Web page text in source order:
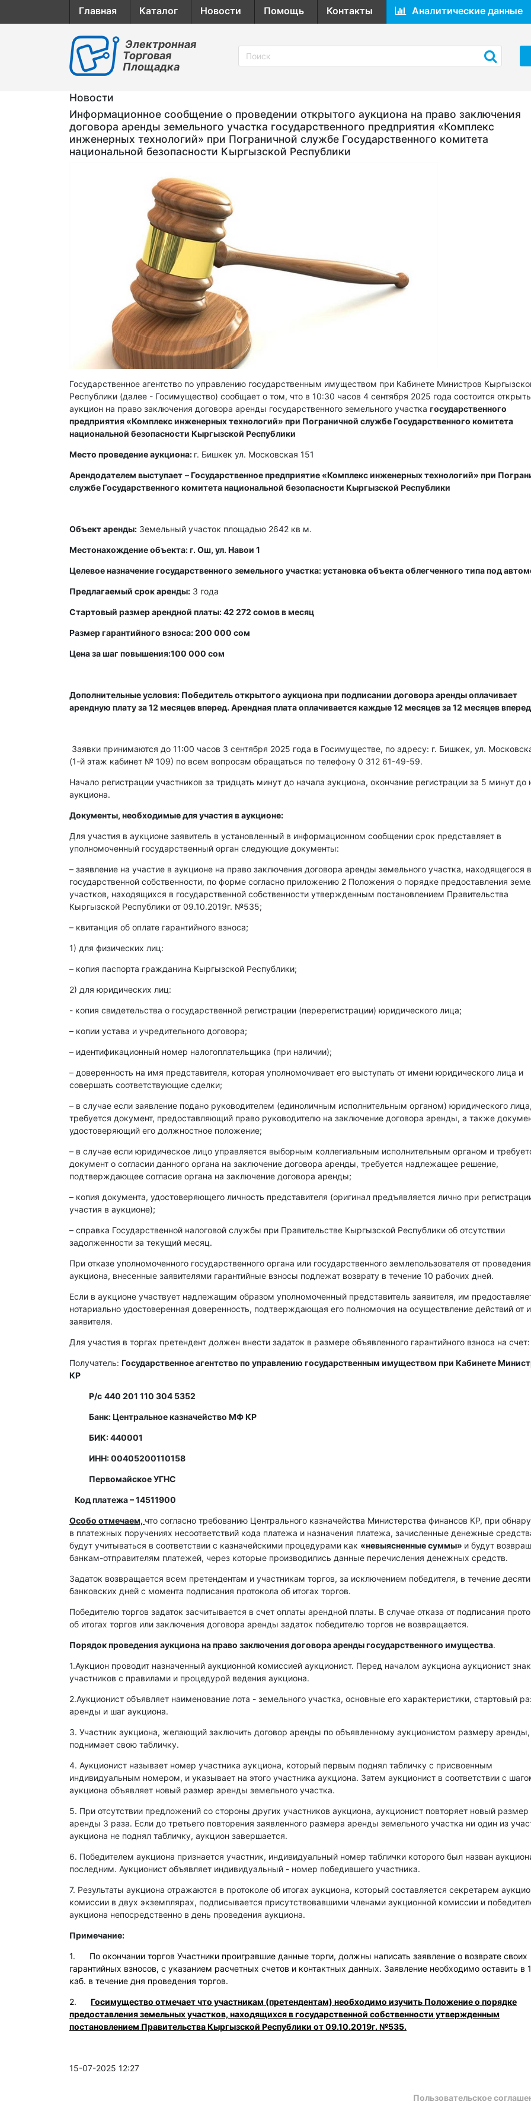
Главная Каталог Новости Помощь Контакты Аналитические данные
Электронная
Торговая
Площадка
Новости
Информационное сообщение о проведении открытого аукциона на право заключения
договора аренды земельного участка государственного предприятия «Комплекс
инженерных технологий» при Пограничной службе Государственного комитета
национальной безопасности Кыргызской Республики
Государственное агентство по управлению государственным имуществом при Кабинете Министров
Республики (далее - Госимущество) сообщает о том, что в 10:30 часов 4 сентября 2025 года состоится
аукцион на право заключения договора аренды государственного земельного участка государственного
предприятия «Комплекс инженерных технологий» при Пограничной службе Государственного комитета
национальной безопасности Кыргызской Республики
Место проведение аукциона: г. Бишкек ул. Московская 151
Арендодателем выступает –Государственное предприятие «Комплекс инженерных технологий» при
службе Государственного комитета национальной безопасности Кыргызской Республики
Объект аренды: Земельный участок площадью 2642 кв м.
Местонахождение объекта: г. Ош, ул. Навои 1
Целевое назначение государственного земельного участка: установка объекта облегченного типа под
Предлагаемый срок аренды: 3 года
Стартовый размер арендной платы: 42 272 сомов в месяц
Размер гарантийного взноса: 200 000 сом
Цена за шаг повышения:100 000 сом
Дополнительные условия: Победитель открытого аукциона при подписании договора аренды оплачивает
арендную плату за 12 месяцев вперед. Арендная плата оплачивается каждые 12 месяцев за 12 месяцев
Заявки принимаются до 11:00 часов 3 сентября 2025 года в Госимуществе, по адресу: г. Бишкек, ул.
(1-й этаж кабинет № 109) по всем вопросам обращаться по телефону 0 312 61-49-59.
Начало регистрации участников за тридцать минут до начала аукциона, окончание регистрации за 5 минут до
аукциона.
Документы, необходимые для участия в аукционе:
Для участия в аукционе заявитель в установленный в информационном сообщении срок представляет в
уполномоченный государственный орган следующие документы:
– заявление на участие в аукционе на право заключения договора аренды земельного участка, находящегося в
государственной собственности, по форме согласно приложению 2 Положения о порядке предоставления
участков, находящихся в государственной собственности утвержденным постановлением Правительства
Кыргызской Республики от 09.10.2019г. №535;
– квитанция об оплате гарантийного взноса;
1) для физических лиц:
– копия паспорта гражданина Кыргызской Республики;
2) для юридических лиц:
- копия свидетельства о государственной регистрации (перерегистрации) юридического лица;
– копии устава и учредительного договора;
– идентификационный номер налогоплательщика (при наличии);
– доверенность на имя представителя, которая уполномочивает его выступать от имени юридического лица и
совершать соответствующие сделки;
– в случае если заявление подано руководителем (единоличным исполнительным органом) юридического лица,
требуется документ, предоставляющий право руководителю на заключение договора аренды, а также
удостоверяющий его должностное положение;
– в случае если юридическое лицо управляется выборным коллегиальным исполнительным органом и
документ о согласии данного органа на заключение договора аренды, требуется надлежащее решение,
подтверждающее согласие органа на заключение договора аренды;
– копия документа, удостоверяющего личность представителя (оригинал предъявляется лично при
участия в аукционе);
– справка Государственной налоговой службы при Правительстве Кыргызской Республики об отсутствии
задолженности за текущий месяц.
При отказе уполномоченного государственного органа или государственного землепользователя от проведения
аукциона, внесенные заявителями гарантийные взносы подлежат возврату в течение 10 рабочих дней.
Если в аукционе участвует надлежащим образом уполномоченный представитель заявителя, им
нотариально удостоверенная доверенность, подтверждающая его полномочия на осуществление действий от
заявителя.
Для участия в торгах претендент должен внести задаток в размере объявленного гарантийного взноса на счет:
Получатель: Государственное агентство по управлению государственным имуществом при Кабинете
КР
Р/с 440 201 110 304 5352
Банк: Центральное казначейство МФ КР
БИК: 440001
ИНН: 00405200110158
Первомайское УГНС
Код платежа – 14511900
Особо отмечаем, что согласно требованию Центрального казначейства Министерства финансов КР, при
в платежных поручениях несоответствий кода платежа и назначения платежа, зачисленные денежные
будут учитываться в соответствии с казначейскими процедурами как «невыясненные суммы» и будут
банкам-отправителям платежей, через которые производились данные перечисления денежных средств.
Задаток возвращается всем претендентам и участникам торгов, за исключением победителя, в течение десяти
банковских дней с момента подписания протокола об итогах торгов.
Победителю торгов задаток засчитывается в счет оплаты арендной платы. В случае отказа от подписания
об итогах торгов или заключения договора аренды задаток победителю торгов не возвращается.
Порядок проведения аукциона на право заключения договора аренды государственного имущества.
1.Аукцион проводит назначенный аукционной комиссией аукционист. Перед началом аукциона аукционист
участников с правилами и процедурой ведения аукциона.
2.Аукционист объявляет наименование лота - земельного участка, основные его характеристики, стартовый
аренды и шаг аукциона.
3. Участник аукциона, желающий заключить договор аренды по объявленному аукционистом размеру аренды,
поднимает свою табличку.
4. Аукционист называет номер участника аукциона, который первым поднял табличку с присвоенным
индивидуальным номером, и указывает на этого участника аукциона. Затем аукционист в соответствии с
аукциона объявляет новый размер аренды земельного участка.
5. При отсутствии предложений со стороны других участников аукциона, аукционист повторяет новый размер
аренды 3 раза. Если до третьего повторения заявленного размера аренды земельного участка ни один из
аукциона не поднял табличку, аукцион завершается.
6. Победителем аукциона признается участник, индивидуальный номер таблички которого был назван
последним. Аукционист объявляет индивидуальный - номер победившего участника.
7. Результаты аукциона отражаются в протоколе об итогах аукциона, который составляется секретарем
комиссии в двух экземплярах, подписывается присутствовавшими членами аукционной комиссии и
аукциона непосредственно в день проведения аукциона.
Примечание:
1. По окончании торгов Участники проигравшие данные торги, должны написать заявление о возврате своих
гарантийных взносов, с указанием расчетных счетов и контактных данных. Заявление необходимо оставить в
каб. в течение дня проведения торгов.
2. Госимущество отмечает что участникам (претендентам) необходимо изучить Положение о порядке
предоставления земельных участков, находящихся в государственной собственности утвержденным
постановлением Правительства Кыргызской Республики от 09.10.2019г. №535.
15-07-2025 12:27
Пользовательское